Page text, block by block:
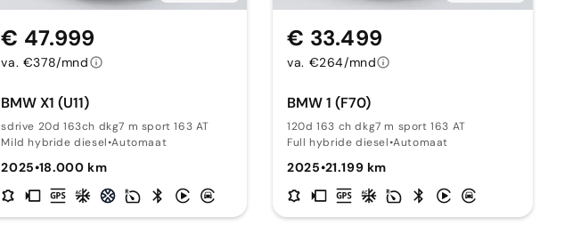
BMW X1 (U11)
sdrive 20d 163ch dkg7 m sport 163 AT
Mild hybride diesel•Automaat
2025•18.000 km
€ 47.999
va. €378/mnd
BMW 1 (F70)
120d 163 ch dkg7 m sport 163 AT
Full hybride diesel•Automaat
2025•21.199 km
€ 33.499
va. €264/mnd